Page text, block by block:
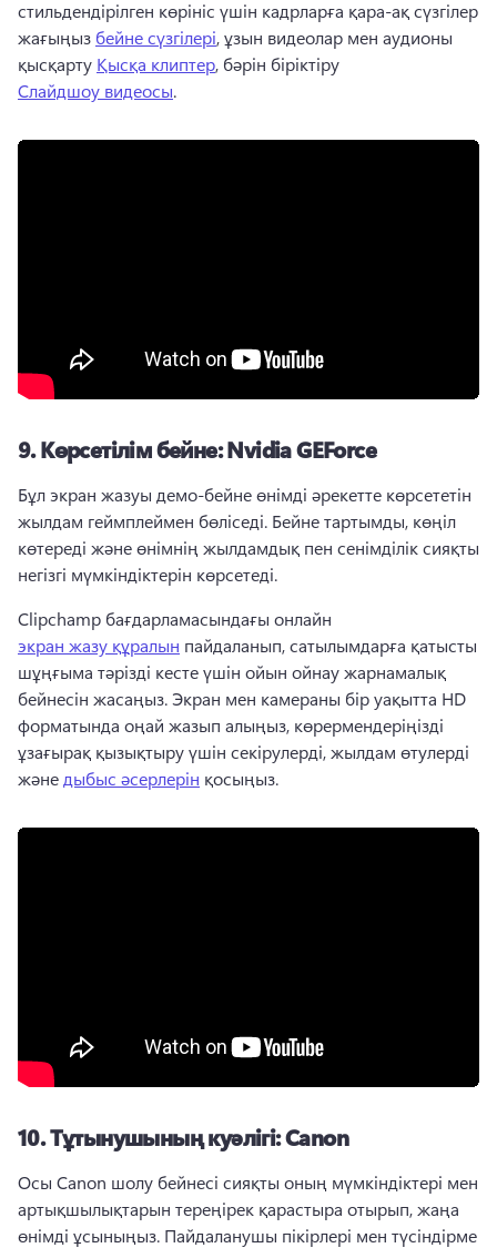
стильдендірілген көрініс үшін кадрларға қара-ақ сүзгілер
жағыңыз бейне сүзгілері, ұзын видеолар мен аудионы
қысқарту Қысқа клиптер, бәрін біріктіру
Слайдшоу видеосы.
9.Көрсетілім бейне: Nvidia GEForce
Бұл экран жазуы демо-бейне өнімді әрекетте көрсететін
жылдам геймплеймен бөліседі. Бейне тартымды, көңіл
көтереді және өнімнің жылдамдық пен сенімділік сияқты
негізгі мүмкіндіктерін көрсетеді.
Clipchamp бағдарламасындағы онлайн
экран жазу құралын пайдаланып, сатылымдарға қатысты
шұңғыма тәрізді кесте үшін ойын ойнау жарнамалық
бейнесін жасаңыз. Экран мен камераны бір уақытта HD
форматында оңай жазып алыңыз, көрермендеріңізді
ұзағырақ қызықтыру үшін секірулерді, жылдам өтулерді
және дыбыс әсерлерін қосыңыз.
10.Тұтынушының куәлігі: Canon
Осы Canon шолу бейнесі сияқты оның мүмкіндіктері мен
артықшылықтарын тереңірек қарастыра отырып, жаңа
өнімді ұсыныңыз. Пайдаланушы пікірлері мен түсіндірме